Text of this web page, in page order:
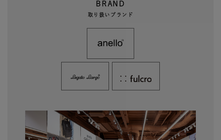
BRAND
取り扱いブランド